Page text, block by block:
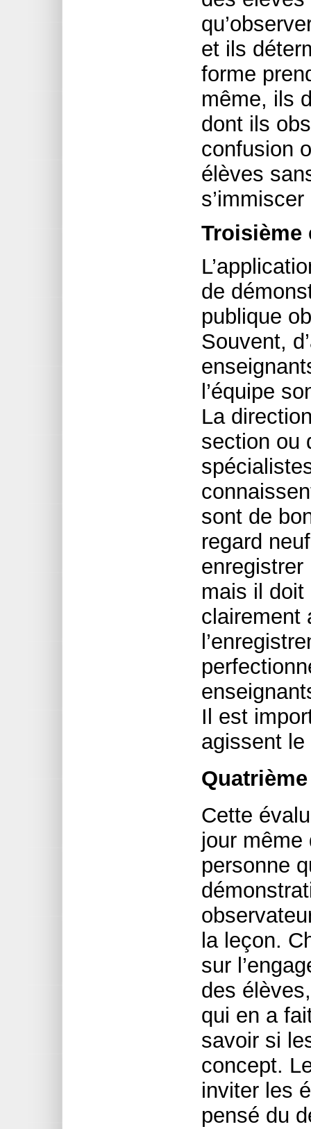
et ils
forme
même, ils
dont ils
confusion
élèves
Troisième
de
publique
Souvent,
l’équipe
La
section ou
sont de
regard
mais il doit
clairement
Il est
agissent
Cette
jour même
personne
la leçon.
sur
des
qui en a
savoir si
concept.
inviter les
pensé du